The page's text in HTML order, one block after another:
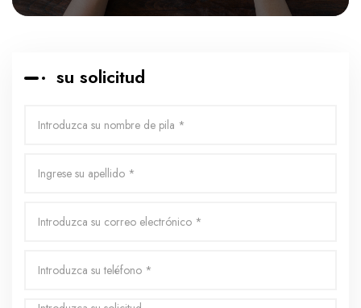
su solicitud